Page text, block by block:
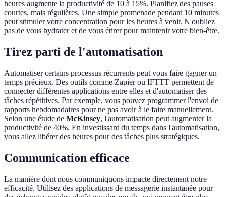
heures augmente la productivité de 10 à 15%. Planifiez des pauses
courtes, mais régulières. Une simple promenade pendant 10 minutes
peut stimuler votre concentration pour les heures à venir. N'oubliez
pas de vous hydrater et de vous étirer pour maintenir votre bien-être.
Tirez parti de l'automatisation
Automatiser certains processus récurrents peut vous faire gagner un
temps précieux. Des outils comme Zapier ou IFTTT permettent de
connecter différentes applications entre elles et d'automatiser des
tâches répétitives. Par exemple, vous pouvez programmer l'envoi de
rapports hebdomadaires pour ne pas avoir à le faire manuellement.
Selon une étude de McKinsey, l'automatisation peut augmenter la
productivité de 40%. En investissant du temps dans l'automatisation,
vous allez libérer des heures pour des tâches plus stratégiques.
Communication efficace
La manière dont nous communiquons impacte directement notre
efficacité. Utilisez des applications de messagerie instantanée pour